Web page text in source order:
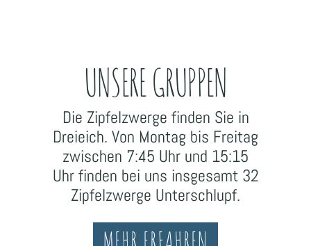
UNSERE GRUPPEN
Die Zipfelzwerge finden Sie in
Dreieich. Von Montag bis Freitag
zwischen 7:45 Uhr und 15:15
Uhr finden bei uns insgesamt 32
Zipfelzwerge Unterschlupf.